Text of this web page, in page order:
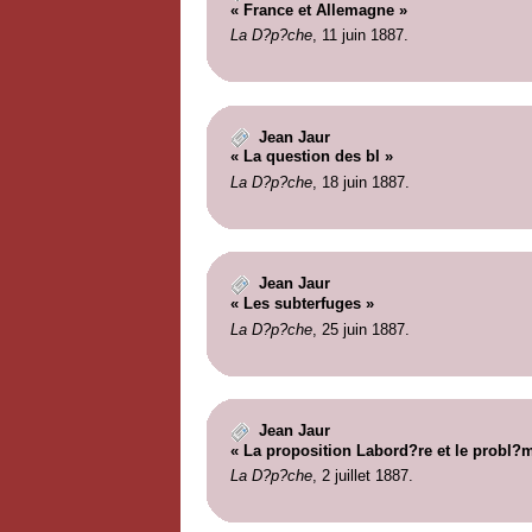
« France et Allemagne »
La D?p?che, 11 juin 1887.
Jean Jaur
« La question des bl »
La D?p?che, 18 juin 1887.
Jean Jaur
« Les subterfuges »
La D?p?che, 25 juin 1887.
Jean Jaur
« La proposition Labord?re et le
La D?p?che, 2 juillet 1887.